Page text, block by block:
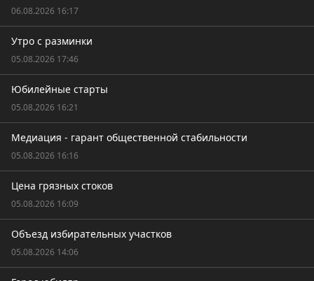
06.08.2026 16:17
Утро с разминки
05.08.2026 17:46
Юбилейные старты
05.08.2026 16:21
Медиация - гарант общественной стабильности
05.08.2026 16:16
Цена грязных стоков
05.08.2026 16:09
Объезд избирательных участков
05.08.2026 14:06